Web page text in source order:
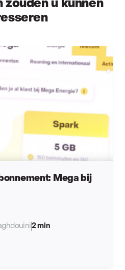
zouden u kunnen
Mega bij
2 min